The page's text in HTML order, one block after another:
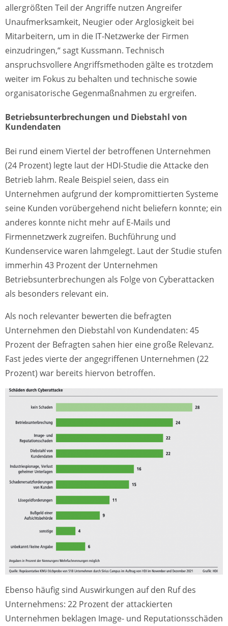
allergrößten Teil der Angriffe nutzen Angreifer
Unaufmerksamkeit, Neugier oder Arglosigkeit bei
Mitarbeitern, um in die IT-Netzwerke der Firmen
einzudringen,“ sagt Kussmann. Technisch
anspruchsvollere Angriffsmethoden gälte es trotzdem
weiter im Fokus zu behalten und technische sowie
organisatorische Gegenmaßnahmen zu ergreifen.
Betriebsunterbrechungen und Diebstahl von
Kundendaten
Bei rund einem Viertel der betroffenen Unternehmen
(24 Prozent) legte laut der HDI-Studie die Attacke den
Betrieb lahm. Reale Beispiel seien, dass ein
Unternehmen aufgrund der kompromittierten Systeme
seine Kunden vorübergehend nicht beliefern konnte; ein
anderes konnte nicht mehr auf E-Mails und
Firmennetzwerk zugreifen. Buchführung und
Kundenservice waren lahmgelegt. Laut der Studie stufen
immerhin 43 Prozent der Unternehmen
Betriebsunterbrechungen als Folge von Cyberattacken
als besonders relevant ein.
Als noch relevanter bewerten die befragten
Unternehmen den Diebstahl von Kundendaten: 45
Prozent der Befragten sahen hier eine große Relevanz.
Fast jedes vierte der angegriffenen Unternehmen (22
Prozent) war bereits hiervon betroffen.
Ebenso häufig sind Auswirkungen auf den Ruf des
Unternehmens: 22 Prozent der attackierten
Unternehmen beklagen Image- und Reputationsschäden